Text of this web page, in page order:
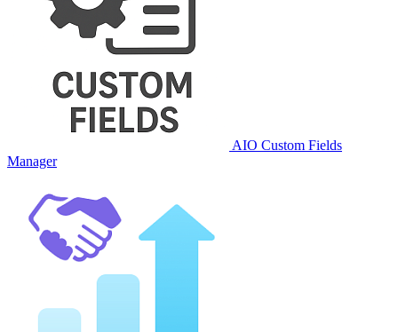
AIO Custom Fields
Manager